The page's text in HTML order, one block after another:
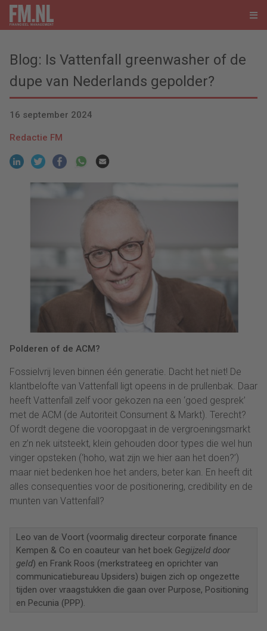
Blog: Is Vattenfall greenwasher of de
dupe van Nederlands gepolder?
16 september 2024
Redactie FM
Polderen of de ACM?
Fossielvrij leven binnen één generatie. Dacht het niet! De
klantbelofte van Vattenfall ligt opeens in de prullenbak. Daar
heeft Vattenfall zelf voor gekozen na een ‘goed gesprek’
met de ACM (de Autoriteit Consument & Markt). Terecht?
Of wordt degene die vooropgaat in de vergroeningsmarkt
en z’n nek uitsteekt, klein gehouden door types die wel hun
vinger opsteken (‘hoho, wat zijn we hier aan het doen?’)
maar niet bedenken hoe het anders, beter kan. En heeft dit
alles consequenties voor de positionering, credibility en de
munten van Vattenfall?
Leo van de Voort (voormalig directeur corporate finance
Kempen & Co en coauteur van het boek Gegijzeld door
geld) en Frank Roos (merkstrateeg en oprichter van
communicatiebureau Upsiders) buigen zich op ongezette
tijden over vraagstukken die gaan over Purpose, Positioning
en Pecunia (PPP).